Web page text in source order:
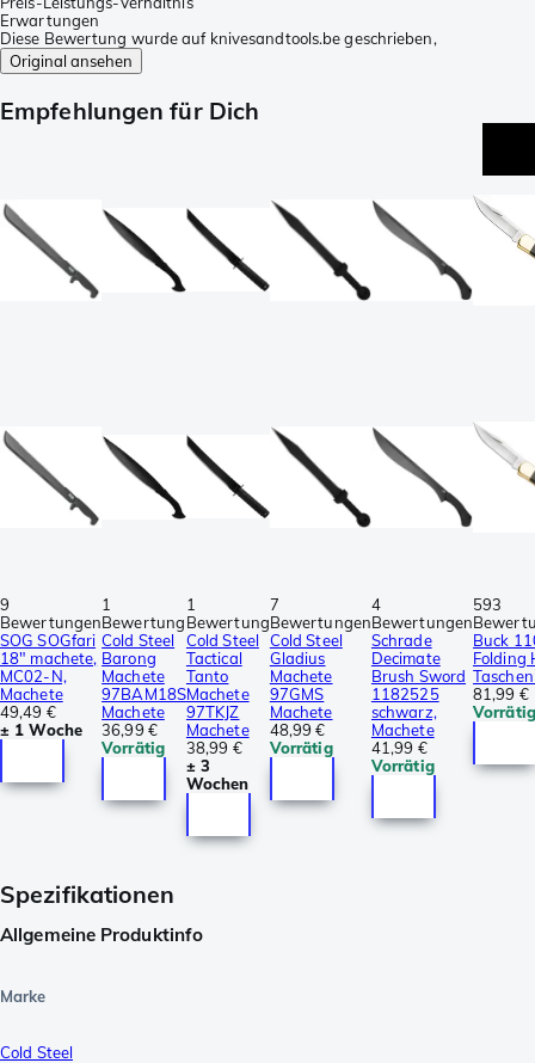
Erwartungen
Diese Bewertung wurde auf knivesandtools.be geschrieben,
Original ansehen
Empfehlungen für Dich
9
Bewertungen
SOG SOGfari
18" machete,
MC02-N,
Machete
49,49 €
± 1 Woche
1
Bewertung
Cold Steel
Barong
Machete
97BAM18S
Machete
36,99 €
Vorrätig
1
Bewertung
Cold Steel
Tactical
Tanto
Machete
97TKJZ
Machete
38,99 €
± 3
Wochen
7
Bewertungen
Cold Steel
Gladius
Machete
97GMS
Machete
48,99 €
Vorrätig
4
Bewertungen
Schrade
Decimate
Brush Sword
1182525
schwarz,
Machete
41,99 €
Vorrätig
593
Buck
Folding
81,99 €
Vorrätig
Spezifikationen
Allgemeine Produktinfo
Marke
Cold Steel